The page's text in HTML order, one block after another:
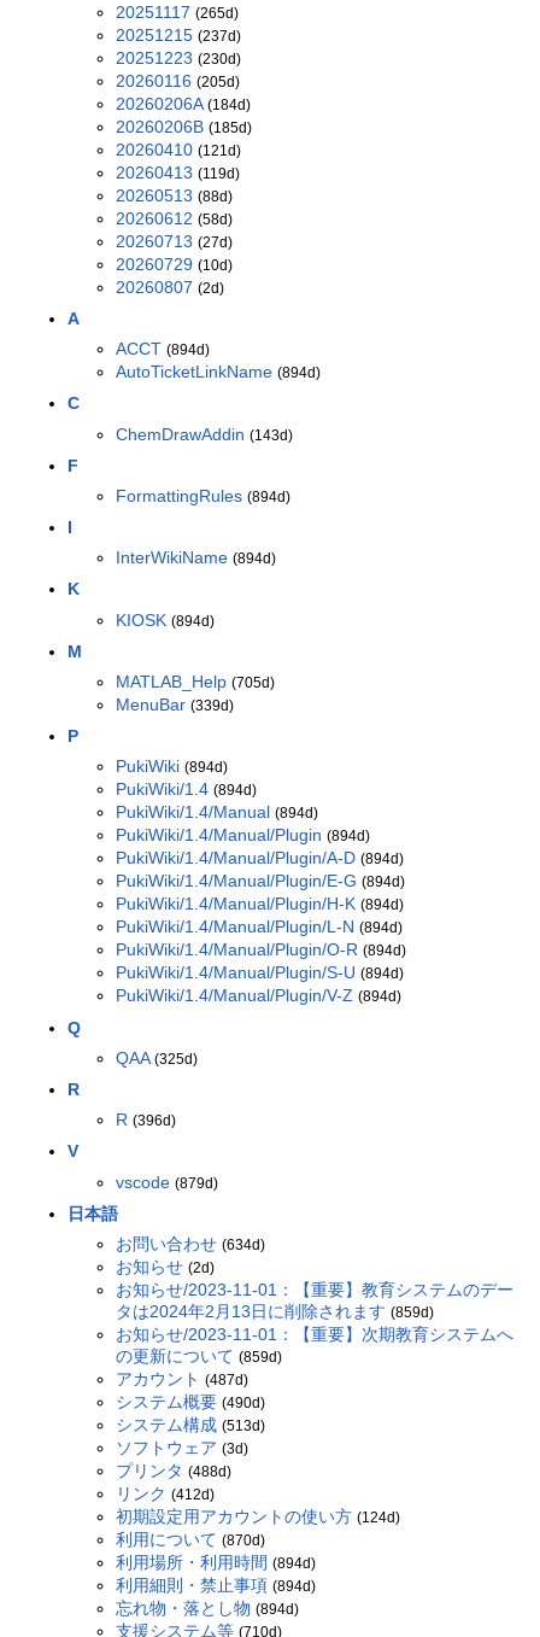
20251117 (265d)
20251215 (237d)
20251223 (230d)
20260116 (205d)
20260206A (184d)
20260206B (185d)
20260410 (121d)
20260413 (119d)
20260513 (88d)
20260612 (58d)
20260713 (27d)
20260729 (10d)
20260807 (2d)
A
ACCT (894d)
AutoTicketLinkName (894d)
C
ChemDrawAddin (143d)
F
FormattingRules (894d)
I
InterWikiName (894d)
K
KIOSK (894d)
M
MATLAB_Help (705d)
MenuBar (339d)
P
PukiWiki (894d)
PukiWiki/1.4 (894d)
PukiWiki/1.4/Manual (894d)
PukiWiki/1.4/Manual/Plugin (894d)
PukiWiki/1.4/Manual/Plugin/A-D (894d)
PukiWiki/1.4/Manual/Plugin/E-G (894d)
PukiWiki/1.4/Manual/Plugin/H-K (894d)
PukiWiki/1.4/Manual/Plugin/L-N (894d)
PukiWiki/1.4/Manual/Plugin/O-R (894d)
PukiWiki/1.4/Manual/Plugin/S-U (894d)
PukiWiki/1.4/Manual/Plugin/V-Z (894d)
Q
QAA (325d)
R
R (396d)
V
vscode (879d)
日本語
お問い合わせ (634d)
お知らせ (2d)
お知らせ/2023-11-01：【重要】教育システムのデー
タは2024年2月13日に削除されます (859d)
お知らせ/2023-11-01：【重要】次期教育システムへ
の更新について (859d)
アカウント (487d)
システム概要 (490d)
システム構成 (513d)
ソフトウェア (3d)
プリンタ (488d)
リンク (412d)
初期設定用アカウントの使い方 (124d)
利用について (870d)
利用場所・利用時間 (894d)
利用細則・禁止事項 (894d)
忘れ物・落とし物 (894d)
支援システム等 (710d)